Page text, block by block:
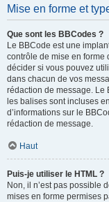
Mise en forme et
Que sont les BBCodes ?
Le BBCode est une
contrôle de mise en forme
décider si vous pouvez
dans chacun de vos
rédaction de message. Le
les balises sont incluses
d’informations sur le
rédaction de message.
Haut
Puis-je utiliser le HTML ?
Non, il n’est pas possible
mises en forme permises